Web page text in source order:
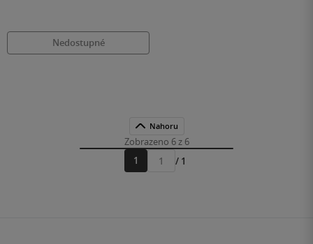
Nedostupné
Nahoru
Zobrazeno 6 z 6
1
Přejít
/ 1